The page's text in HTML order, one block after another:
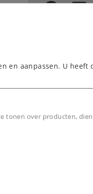
en aanpassen. U heeft
tonen over producten,